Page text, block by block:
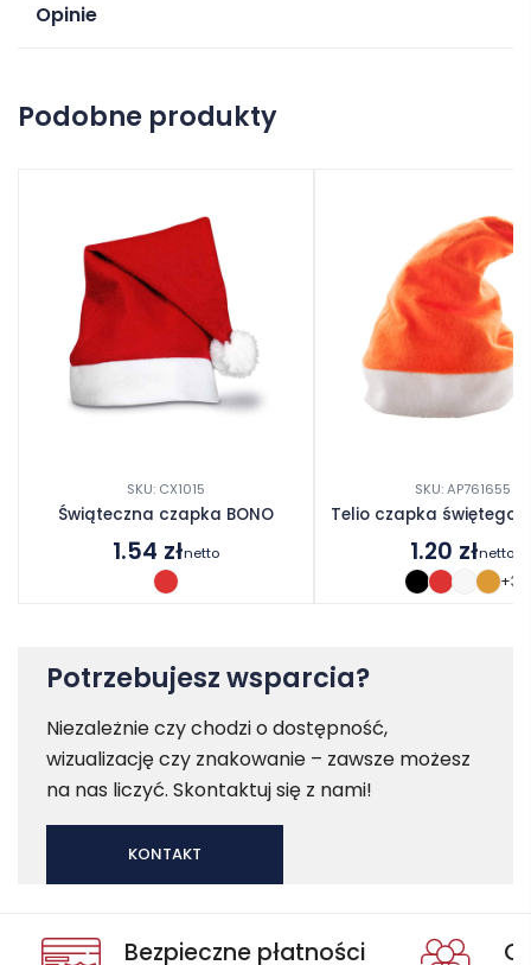
Opinie
Podobne produkty
SKU: CX1015
Świąteczna czapka BONO
1.54 złnetto
SKU: AP761655
Telio czapka świętego
1.20 złnetto
+3
Potrzebujesz wsparcia?
Niezależnie czy chodzi o dostępność,
wizualizację czy znakowanie – zawsze możesz
na nas liczyć. Skontaktuj się z nami!
KONTAKT
Bezpieczne płatności